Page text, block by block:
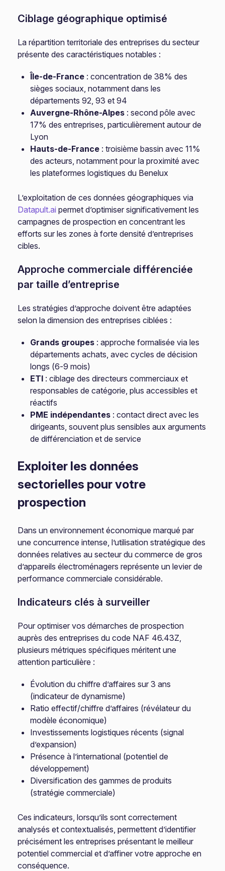
Ciblage géographique optimisé
La répartition territoriale des entreprises du secteur
présente des caractéristiques notables :
Île-de-France : concentration de 38% des
sièges sociaux, notamment dans les
départements 92, 93 et 94
Auvergne-Rhône-Alpes : second pôle avec
17% des entreprises, particulièrement autour de
Lyon
Hauts-de-France : troisième bassin avec 11%
des acteurs, notamment pour la proximité avec
les plateformes logistiques du Benelux
L’exploitation de ces données géographiques via
Datapult.ai permet d’optimiser significativement les
campagnes de prospection en concentrant les
efforts sur les zones à forte densité d’entreprises
cibles.
Approche commerciale différenciée
par taille d’entreprise
Les stratégies d’approche doivent être adaptées
selon la dimension des entreprises ciblées :
Grands groupes : approche formalisée via les
départements achats, avec cycles de décision
longs (6-9 mois)
ETI : ciblage des directeurs commerciaux et
responsables de catégorie, plus accessibles et
réactifs
PME indépendantes : contact direct avec les
dirigeants, souvent plus sensibles aux arguments
de différenciation et de service
Exploiter les données
sectorielles pour votre
prospection
Dans un environnement économique marqué par
une concurrence intense, l’utilisation stratégique des
données relatives au secteur du commerce de gros
d’appareils électroménagers représente un levier de
performance commerciale considérable.
Indicateurs clés à surveiller
Pour optimiser vos démarches de prospection
auprès des entreprises du code NAF 46.43Z,
plusieurs métriques spécifiques méritent une
attention particulière :
Évolution du chiffre d’affaires sur 3 ans
(indicateur de dynamisme)
Ratio effectif/chiffre d’affaires (révélateur du
modèle économique)
Investissements logistiques récents (signal
d’expansion)
Présence à l’international (potentiel de
développement)
Diversification des gammes de produits
(stratégie commerciale)
Ces indicateurs, lorsqu’ils sont correctement
analysés et contextualisés, permettent d’identifier
précisément les entreprises présentant le meilleur
potentiel commercial et d’affiner votre approche en
conséquence.